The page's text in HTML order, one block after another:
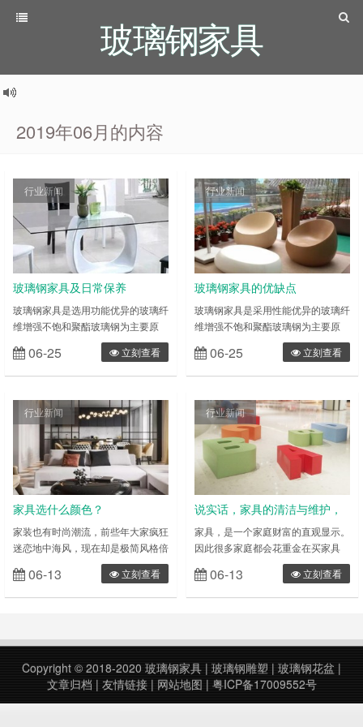
玻璃钢家具
2019年06月的内容
行业新闻
玻璃钢家具及日常保养
玻璃钢家具是选用功能优异的玻璃纤
维增强不饱和聚酯玻璃钢为主要原
料，配以少数的辅佐木材、软包资料
(海绵、布等)、油漆等制作而成的。
玻璃钢家具较传统的木质家具具有机
好、刚度大、寿命长、耐腐蚀、耐湿
热、不怕烫、防霉菌、耐水、防火等
长处，特别是不含有人造板家具对人
体有害的甲醛等挥发物质，产品质量
契合国家规范，其防火功能满意国家
消防配……
06-25 立刻查看
行业新闻
玻璃钢家具的优缺点
玻璃钢家具是采用性能优异的玻璃纤
维增强不饱和聚酯玻璃钢为主要原
料，配以少量的辅助木材、软包材料
（海绵、布等）、油漆等制作而成
的。那么玻璃钢家具的优缺点是什么
良的成型性 玻璃钢可以采用多种方
法进行加工制作，从而可以很方便地
选用适合不同设计和不同要求的产品
的加工方法。据不完全统计，其加工
方法达 30 多种。既可以手工制作，
06-25 立刻查看
行业新闻
家具选什么颜色？
家装也有时尚潮流，前些年大家疯狂
迷恋地中海风，现在却是极简风格倍
受青睐。 对于很多家庭来说，家具
是耐消品，为了不让家装过时，家具
的颜色需要慎选。 暖白：白色是永
致，但是白色有一个缺点，容易脏，
不耐长久使用，所以如果选择白色的
家具在保养方面就要多花点心思了。
黑色：黑色代表神秘、稳定、庄重、
06-13 立刻查看
行业新闻
说实话，家具的清洁与维护，
你真的懂吗？
家具，是一个家庭财富的直观显示。
因此很多家庭都会花重金在买家具
上。既然花大价钱买了家具，那可是
得好好的爱护的，不然可不得心疼死
了。在这里提个醒了，如果大家在清
洁，也会对家具造成无形的损坏。因
此我觉得我们对家具维护知识要有足
够的了解才能最大限度的延长家具的
使用寿命。 然而，家具维修的知识
06-13 立刻查看
Copyright © 2018-2020 玻璃钢家具 | 玻璃钢雕塑 | 玻璃钢花盆 |
文章归档 | 友情链接| 网站地图 | 粤ICP备17009552号